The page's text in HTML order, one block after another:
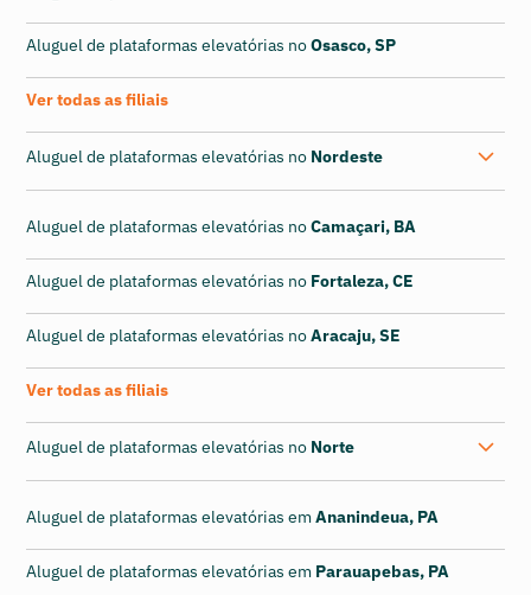
Aluguel de plataformas elevatórias noOsasco, SP
Ver todas as filiais
Aluguel de plataformas elevatórias no Nordeste
Aluguel de plataformas elevatórias noCamaçari, BA
Aluguel de plataformas elevatórias no Fortaleza, CE
Aluguel de plataformas elevatórias noAracaju, SE
Ver todas as filiais
Aluguel de plataformas elevatórias no Norte
Aluguel de plataformas elevatórias emAnanindeua, PA
Aluguel de plataformas elevatórias em Parauapebas, PA